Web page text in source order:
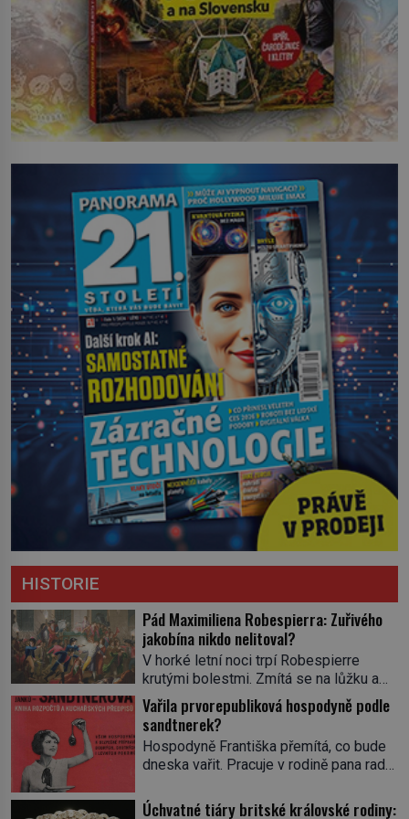
HISTORIE
Pád Maximiliena Robespierra: Zuřivého
jakobína nikdo nelitoval?
V horké letní noci trpí Robespierre
krutými bolestmi. Zmítá se na lůžku a
hlavou mu víří kolotoč myšlenek. Když
se probere z mdlob, vzpomene si na
jednu z pařížských jasnovidek, kterou
před lety navštívil. Prorokovala mu
tragický osud. Tehdy se jí vysmál.
prohlásil o něm jiný významný
Vařila prvorepubliková hospodyně podle
sandtnerek?
Hospodyně Františka přemítá, co bude
dneska vařit. Pracuje v rodině pana rady
rychle v jedné ze „sandtnerek“.
Úchvatné tiáry britské královské rodiny: